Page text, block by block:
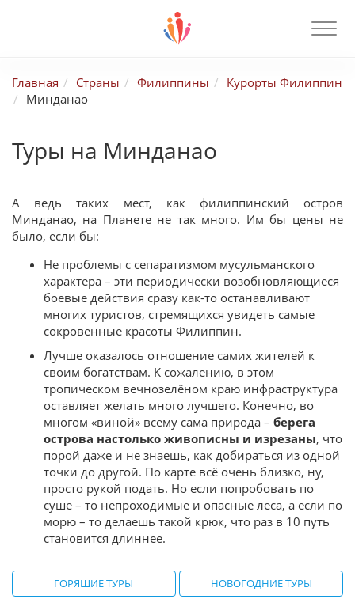
Главная Страны Филиппины
Курорты Филиппин
Минданао
Туры на Минданао
А ведь таких мест, как филиппинский остров
Минданао, на Планете не так много. Им бы цены не
было, если бы:
Не проблемы с сепаратизмом мусульманского
характера – эти периодически возобновляющиеся
боевые действия сразу как-то останавливают
многих туристов, стремящихся увидеть самые
сокровенные красоты Филиппин.
Лучше оказалось отношение самих жителей к
своим богатствам. К сожалению, в этом
тропическом вечнозелёном краю инфраструктура
оставляет желать много лучшего. Конечно, во
многом «виной» всему сама природа – берега
острова настолько живописны и изрезаны, что
порой даже и не знаешь, как добираться из одной
точки до другой. По карте всё очень близко, ну,
просто рукой подать. Но если попробовать по
суше – то непроходимые и опасные леса, а если по
морю – то делаешь такой крюк, что раз в 10 путь
становится длиннее.
ГОРЯЩИЕ ТУРЫ НОВОГОДНИЕ ТУРЫ